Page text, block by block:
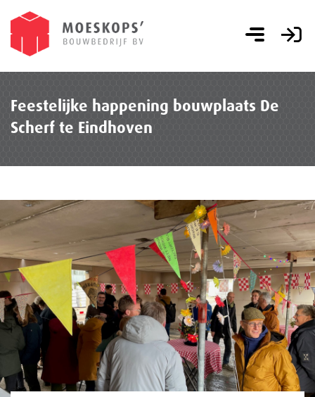
Feestelijke happening bouwplaats De
Scherf te Eindhoven